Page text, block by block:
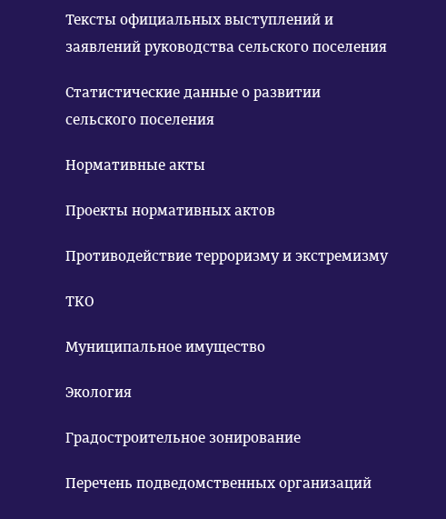
Тексты официальных выступлений и
заявлений руководства сельского поселения
Статистические данные о развитии
сельского поселения
Нормативные акты
Проекты нормативных актов
Противодействие терроризму и экстремизму
ТКО
Муниципальное имущество
Экология
Градостроительное зонирование
Перечень подведомственных организаций